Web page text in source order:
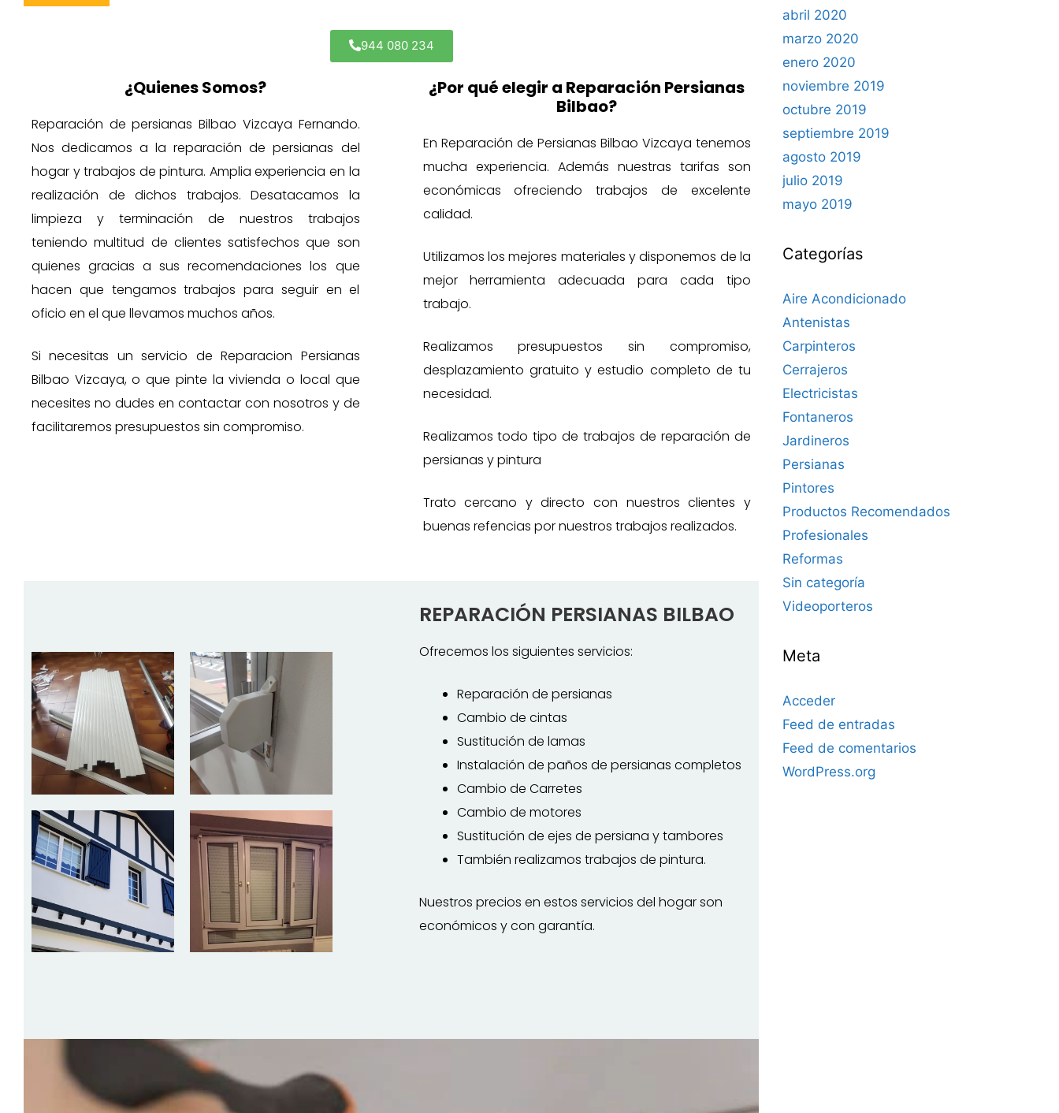
944 080 234
¿Quienes Somos?
Reparación de persianas Bilbao Vizcaya Fernando.
Nos dedicamos a la reparación de persianas del
hogar y trabajos de pintura. Amplia experiencia en la
realización de dichos trabajos. Desatacamos la
limpieza y terminación de nuestros trabajos
teniendo multitud de clientes satisfechos que son
quienes gracias a sus recomendaciones los que
hacen que tengamos trabajos para seguir en el
oficio en el que llevamos muchos años.
Si necesitas un servicio de Reparacion Persianas
Bilbao Vizcaya, o que pinte la vivienda o local que
necesites no dudes en contactar con nosotros y de
facilitaremos presupuestos sin compromiso.
¿Por qué elegir a Reparación Persianas
Bilbao?
En Reparación de Persianas Bilbao Vizcaya tenemos
mucha experiencia. Además nuestras tarifas son
económicas ofreciendo trabajos de excelente
calidad.
Utilizamos los mejores materiales y disponemos de la
mejor herramienta adecuada para cada tipo
trabajo.
Realizamos presupuestos sin compromiso,
desplazamiento gratuito y estudio completo de tu
necesidad.
Realizamos todo tipo de trabajos de reparación de
persianas y pintura
Trato cercano y directo con nuestros clientes y
buenas refencias por nuestros trabajos realizados.
REPARACIÓN PERSIANAS BILBAO
Ofrecemos los siguientes servicios:
Reparación de persianas
Cambio de cintas
Sustitución de lamas
Instalación de paños de persianas completos
Cambio de Carretes
Cambio de motores
Sustitución de ejes de persiana y tambores
También realizamos trabajos de pintura.
Nuestros precios en estos servicios del hogar son
económicos y con garantía.
abril 2020
marzo 2020
enero 2020
noviembre 2019
octubre 2019
septiembre 2019
agosto 2019
julio 2019
mayo 2019
Categorías
Aire Acondicionado
Antenistas
Carpinteros
Cerrajeros
Electricistas
Fontaneros
Jardineros
Persianas
Pintores
Productos Recomendados
Profesionales
Reformas
Sin categoría
Videoporteros
Meta
Acceder
Feed de entradas
Feed de comentarios
WordPress.org